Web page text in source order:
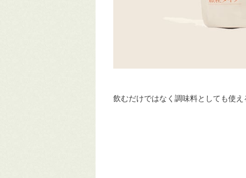
飲むだけではなく調味料としても使え